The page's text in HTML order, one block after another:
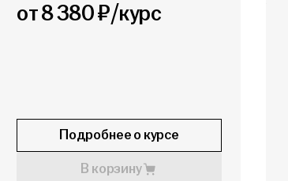
от 8 380 ₽/курс
Подробнее о курсе
В корзину